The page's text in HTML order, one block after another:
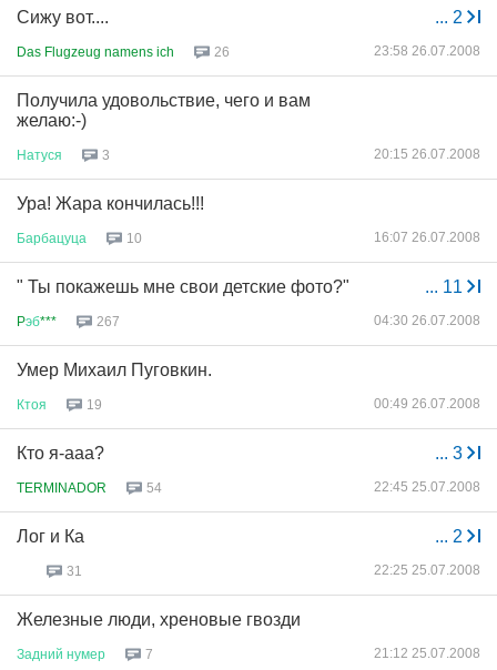
... 2
Сижу вот....
Das Flugzeug namens ich 26 23:58 26.07.2008
Получила удовольствие, чего и вам
желаю:-)
Натуся 3 20:15 26.07.2008
Ура! Жара кончилась!!!
Барбацуца 10 16:07 26.07.2008
... 11
" Ты покажешь мне свои детские фото?"
Pэб*** 267 04:30 26.07.2008
Умер Михаил Пуговкин.
Ктоя 19 00:49 26.07.2008
... 3
Кто я-ааа?
TERMINADOR 54 22:45 25.07.2008
... 2
Лог и Ка
31 22:25 25.07.2008
Железные люди, хреновые гвозди
Задний нумер 7 21:12 25.07.2008